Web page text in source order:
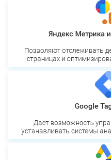
Яндекс Метрика
Позволяют отслеживать
страницах и
Google
Дает возможность
устанавливать системы